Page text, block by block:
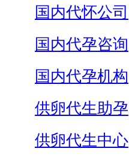
国内代怀公司
国内代孕咨询
国内代孕机构
供卵代生助孕
供卵代生中心